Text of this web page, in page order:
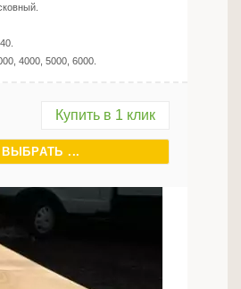
4000, 5000, 6000
Купить в 1 клик
ВЫБРАТЬ ...